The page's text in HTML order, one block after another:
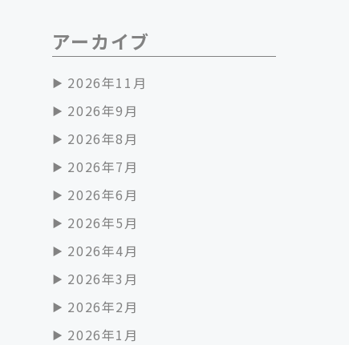
アーカイブ
2026年11月
2026年9月
2026年8月
2026年7月
2026年6月
2026年5月
2026年4月
2026年3月
2026年2月
2026年1月